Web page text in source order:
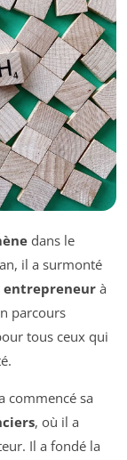
dans le
il a surmonté
entrepreneur à
parcours
tous ceux qui
commencé sa
, où il a
Il a fondé la